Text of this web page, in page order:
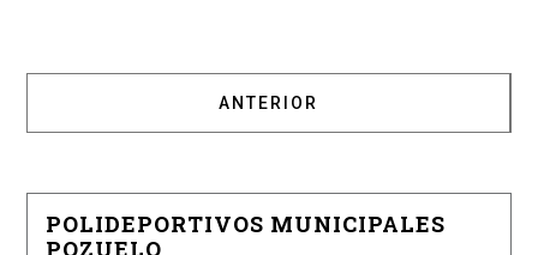
ARTÍCULO ANTERIOR: 70-64: EL
ANTERIOR
POLIDEPORTIVOS MUNICIPALES
POZUELO